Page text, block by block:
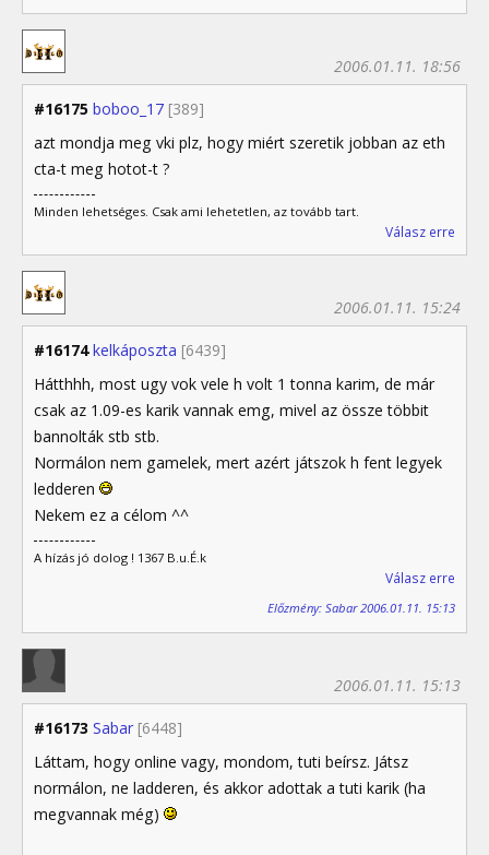
#16175 boboo_17 [389]
2006.01.11. 18:56
azt mondja meg vki plz, hogy miért szeretik jobban az eth
cta-t meg hotot-t ?
Minden lehetséges. Csak ami lehetetlen, az tovább tart.
Válasz erre
#16174 kelkáposzta [6439]
2006.01.11. 15:24
Hátthhh, most ugy vok vele h volt 1 tonna karim, de már
csak az 1.09-es karik vannak emg, mivel az össze többit
bannolták stb stb.
Normálon nem gamelek, mert azért játszok h fent legyek
ledderen
Nekem ez a célom ^^
A hízás jó dolog ! 1367 B.u.É.k
Válasz erre
Előzmény: Sabar 2006.01.11. 15:13
#16173 Sabar [6448]
2006.01.11. 15:13
Láttam, hogy online vagy, mondom, tuti beírsz. Játsz
normálon, ne ladderen, és akkor adottak a tuti karik (ha
megvannak még)